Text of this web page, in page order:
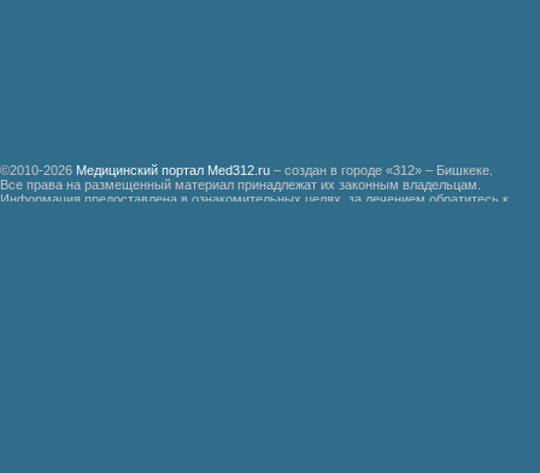
©2010-2026 Медицинский портал Med312.ru – создан в городе «312» – Бишкеке.
Все права на размещенный материал принадлежат их законным владельцам.
Информация предоставлена в ознакомительных целях, за лечением обратитесь к